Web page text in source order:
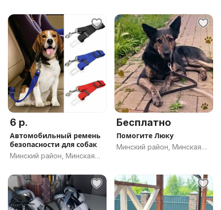
6 р.
Автомобильный ремень
безопасности для собак
Минский район, Минская
Бесплатно
Помогите Люку
Минский район, Минская